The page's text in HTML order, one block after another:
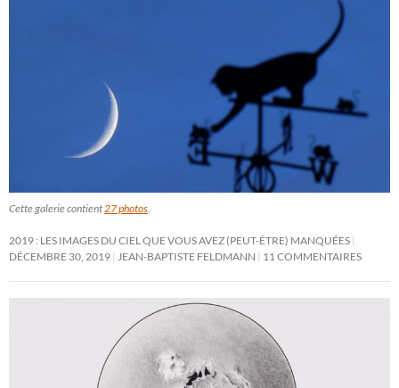
Cette galerie contient27 photos.
2019 : LES IMAGES DU CIEL QUE VOUS AVEZ (PEUT-ÊTRE) MANQUÉES
DÉCEMBRE 30, 2019 JEAN-BAPTISTE FELDMANN 11 COMMENTAIRES